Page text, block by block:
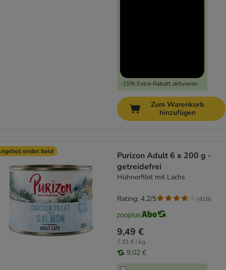
-15% Extra-Rabatt aktivieren
Zum Warenkorb
hinzufügen
endet bald
Purizon Adult 6 x 200 g -
getreidefrei
Hühnerfilet mit Lachs
9,49 €
7,91 € / kg
9,02 €
Rating: 4.2/5 (418)